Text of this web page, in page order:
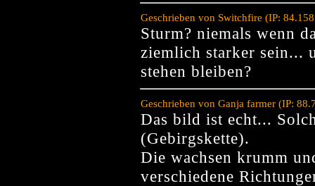
Geschrieben von Switchfire (IP:
Sturm? niemals wenn
ziemlich starker sein...
stehen bleiben?
Geschrieben von Ganja farmer (IP:
Das bild ist echt...
(Gebirgskette).
Die wachsen krumm
verschiedene